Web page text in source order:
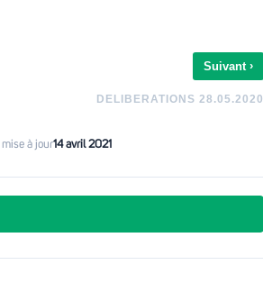
Suivant ›
DELIBERATIONS 28.05.2020
mise à jour14 avril 2021